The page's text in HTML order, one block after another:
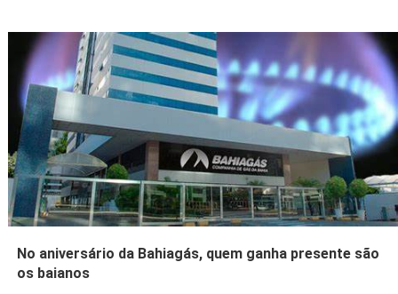
No aniversário da Bahiagás, quem ganha presente são
os baianos